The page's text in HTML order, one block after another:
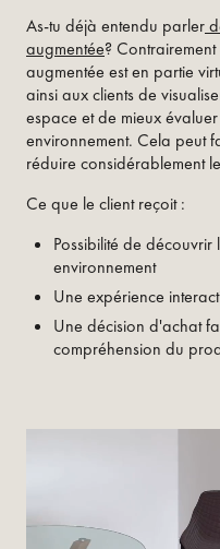
As-tu déjà entendu parler
augmentée?
augmentée est en partie
ainsi aux clients de
espace et de mieux
environnement. Cela peut
réduire considérablement
Ce que le client reçoit :
Possibilité de
environnement
Une expérience
Une décision d'achat
compréhension du